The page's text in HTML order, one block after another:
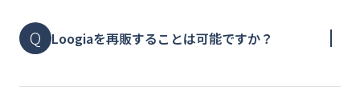
Loogiaを再販することは可能ですか？